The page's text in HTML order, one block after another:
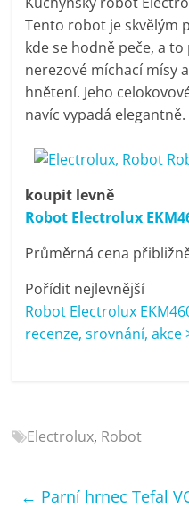
pračky,
televize,
mobilní
telefony,
kávovary,
bazény
Elektro
pračky,
Tento robot je skvělým
kde se hodně peče, a
nerezové míchací mísy
hnětení. Jeho
navíc vypadá elegantně.
koupit levně
Robot Electrolux
Průměrná cena
Pořídit nejlevnější
Robot Electrolux
recenze, srovnání, akce
Electrolux, Robot
← Parní hrnec Tefal